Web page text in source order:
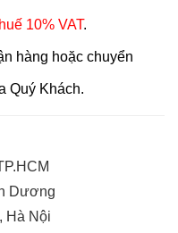
10% VAT.
hàng hoặc chuyển
Quý Khách.
Dương
Hà Nội